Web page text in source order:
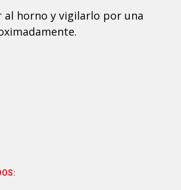
al horno y vigilarlo por una